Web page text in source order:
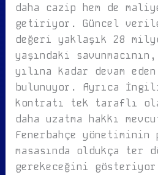
daha cazip hem de
getiriyor. Güncel
değeri yaklaşık 28
yaşındaki
yılına kadar devam
bulunuyor. Ayrıca
kontratı tek taraflı
daha uzatma hakkı
Fenerbahçe yönetiminin
masasında oldukça ter
gerekeceğini